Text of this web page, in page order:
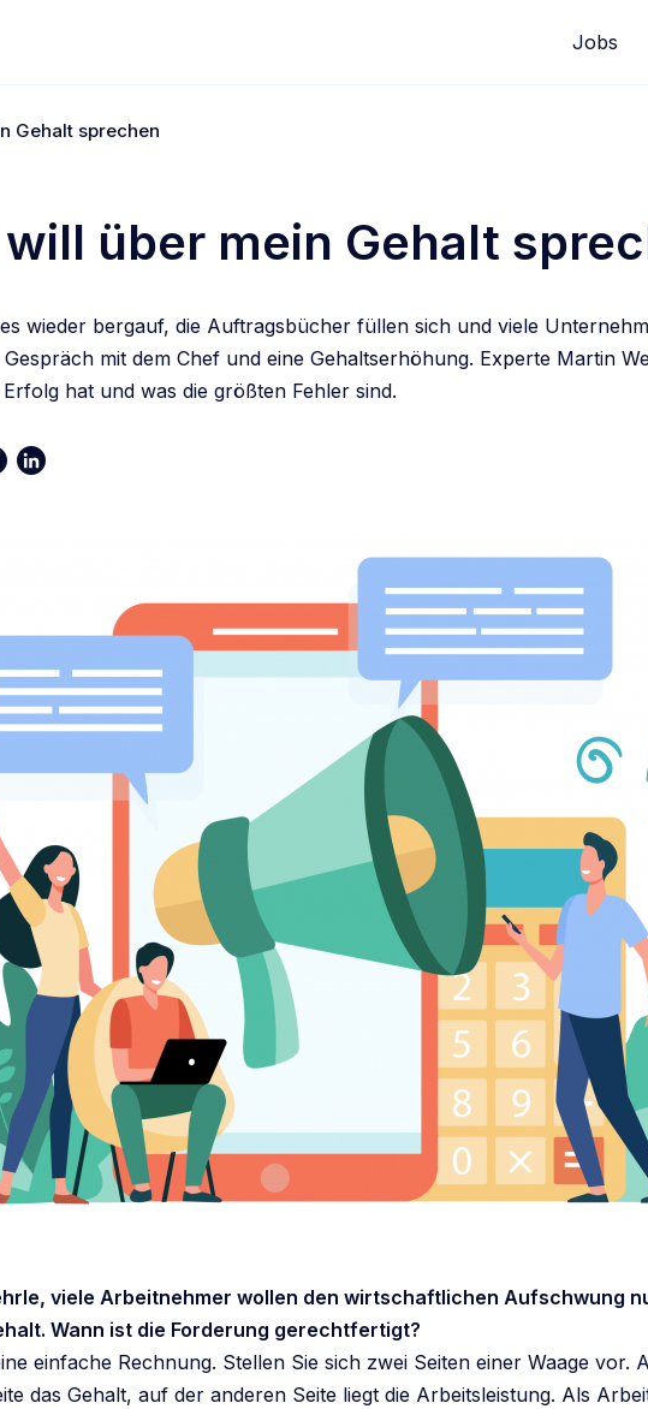
Jobs
Gehalt sprechen
über mein Gehalt
wieder bergauf, die Auftragsbücher füllen sich und viele
mit dem Chef und eine Gehaltserhöhung. Experte Martin
hat und was die größten Fehler sind.
LinkedIn
viele Arbeitnehmer wollen den wirtschaftlichen Aufschwung
Wann ist die Forderung gerechtfertigt?
einfache Rechnung. Stellen Sie sich zwei Seiten einer Waage vor.
das Gehalt, auf der anderen Seite liegt die Arbeitsleistung. Als